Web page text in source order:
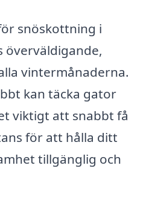
snöskottning i
överväldigande,
vintermånaderna.
kan täcka gator
viktigt att snabbt få
för att hålla ditt
tillgänglig och